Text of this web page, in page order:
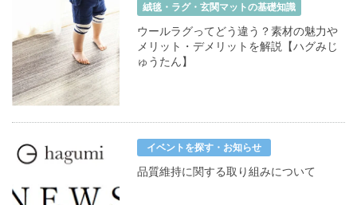
絨毯・ラグ・玄関マットの基礎知識
ウールラグってどう違う？素材の魅力や
メリット・デメリットを解説【ハグみじ
ゅうたん】
イベントを探す・お知らせ
品質維持に関する取り組みについて